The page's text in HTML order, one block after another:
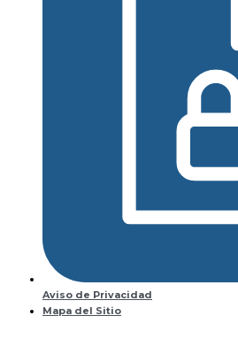
Aviso de Privacidad
Mapa del Sitio